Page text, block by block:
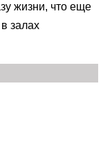
жизни, что еще
залах